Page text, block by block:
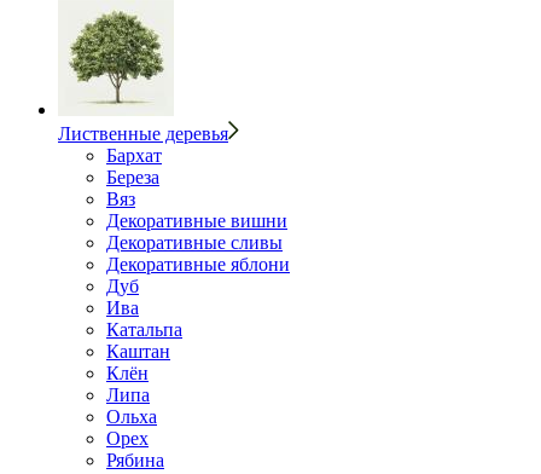
Лиственные деревья
Бархат
Береза
Вяз
Декоративные вишни
Декоративные сливы
Декоративные яблони
Дуб
Ива
Катальпа
Каштан
Клён
Липа
Ольха
Орех
Рябина